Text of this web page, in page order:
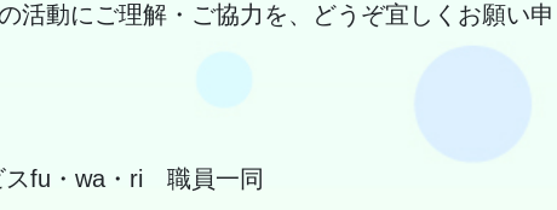
活動にご理解・ご協力を、どうぞ宜しくお願い申
スfu・wa・ri 職員一同